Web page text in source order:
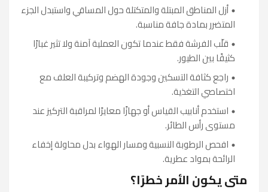
أزل المناطق المبتلة والمتكتلة حول المساقي واستبدل الجزء
المتضرر بمادة جافة مناسبة.
قلّب الفرشة فقط عندما تكون العملية آمنة ولا تثير غبارًا
كثيفًا بين الطيور.
راجع كثافة التسكين وجودة الهضم وتركيبة العلف مع
اختصاصي التغذية.
استخدم أنابيب القياس أو جهازًا معايرًا لمراقبة التركيز عند
مستوى رأس الطائر.
افحص الرطوبة النسبية ومسار الهواء بدل محاولة إخفاء
الرائحة بمواد عطرية.
متى يكون الأمر خطرًا؟